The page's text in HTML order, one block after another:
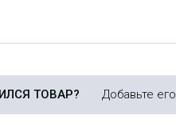
ТОВАР? Добавьте его